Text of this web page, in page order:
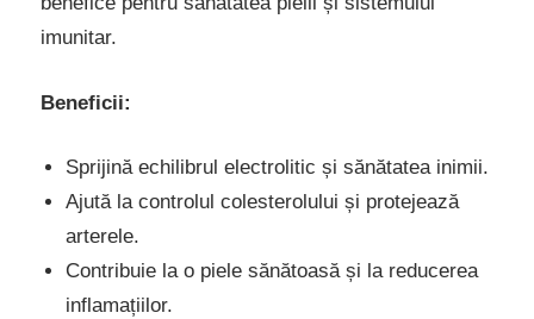
imunitar.
Beneficii:
Sprijină echilibrul electrolitic și sănătatea inimii.
Ajută la controlul colesterolului și protejează
arterele.
Contribuie la o piele sănătoasă și la reducerea
inflamațiilor.